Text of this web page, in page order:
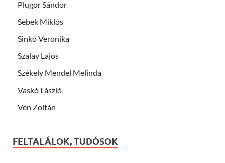
Plugor Sándor
Sebek Miklós
Sinkó Veronika
Szalay Lajos
Székely Mendel Melinda
Vaskó László
Vén Zoltán
FELTALÁLOK, TUDÓSOK